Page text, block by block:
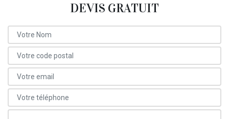
DEVIS GRATUIT